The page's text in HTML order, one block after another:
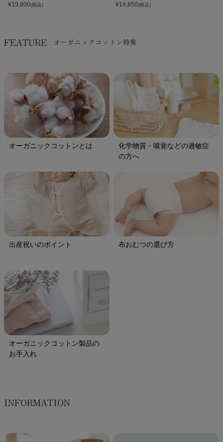
¥19,800(税込) ¥14,850(税込)
FEATURE オーガニックコットン特集
オーガニックコットンとは
化学物質・嗅覚などの過敏症
の方へ
出産祝いのポイント 布おむつの選び方
オーガニックコットン製品の
お手入れ
INFORMATION